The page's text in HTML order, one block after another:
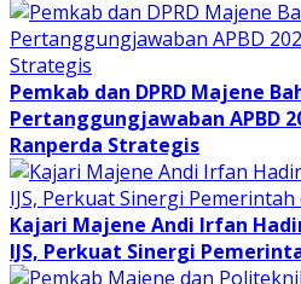
Pemkab dan DPRD Majene
Pertanggungjawaban APBD
Ranperda Strategis
Kajari Majene Andi Irfan
IJS, Perkuat Sinergi